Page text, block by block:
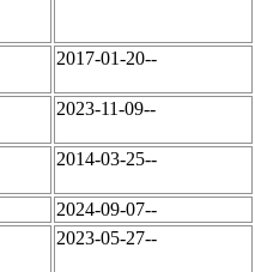
2017-01-20--
2023-11-09--
2014-03-25--
2024-09-07--
2023-05-27--